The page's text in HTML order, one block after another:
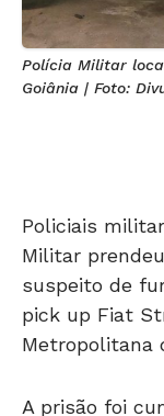
Polícia Militar
Goiânia | Foto:
Militar
suspeito de
pick up Fiat
Metropolitana
bairro